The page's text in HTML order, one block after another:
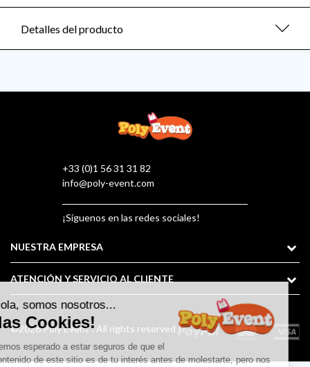
Detalles del producto
+33 (0)1 56 31 31 82
info@poly-event.com
¡Síguenos en las redes sociales!
NUESTRA EMPRESA
ATENCIÓN Y SERVICIO AL CLIENTE
©2026 Poly Event : All rights reserved